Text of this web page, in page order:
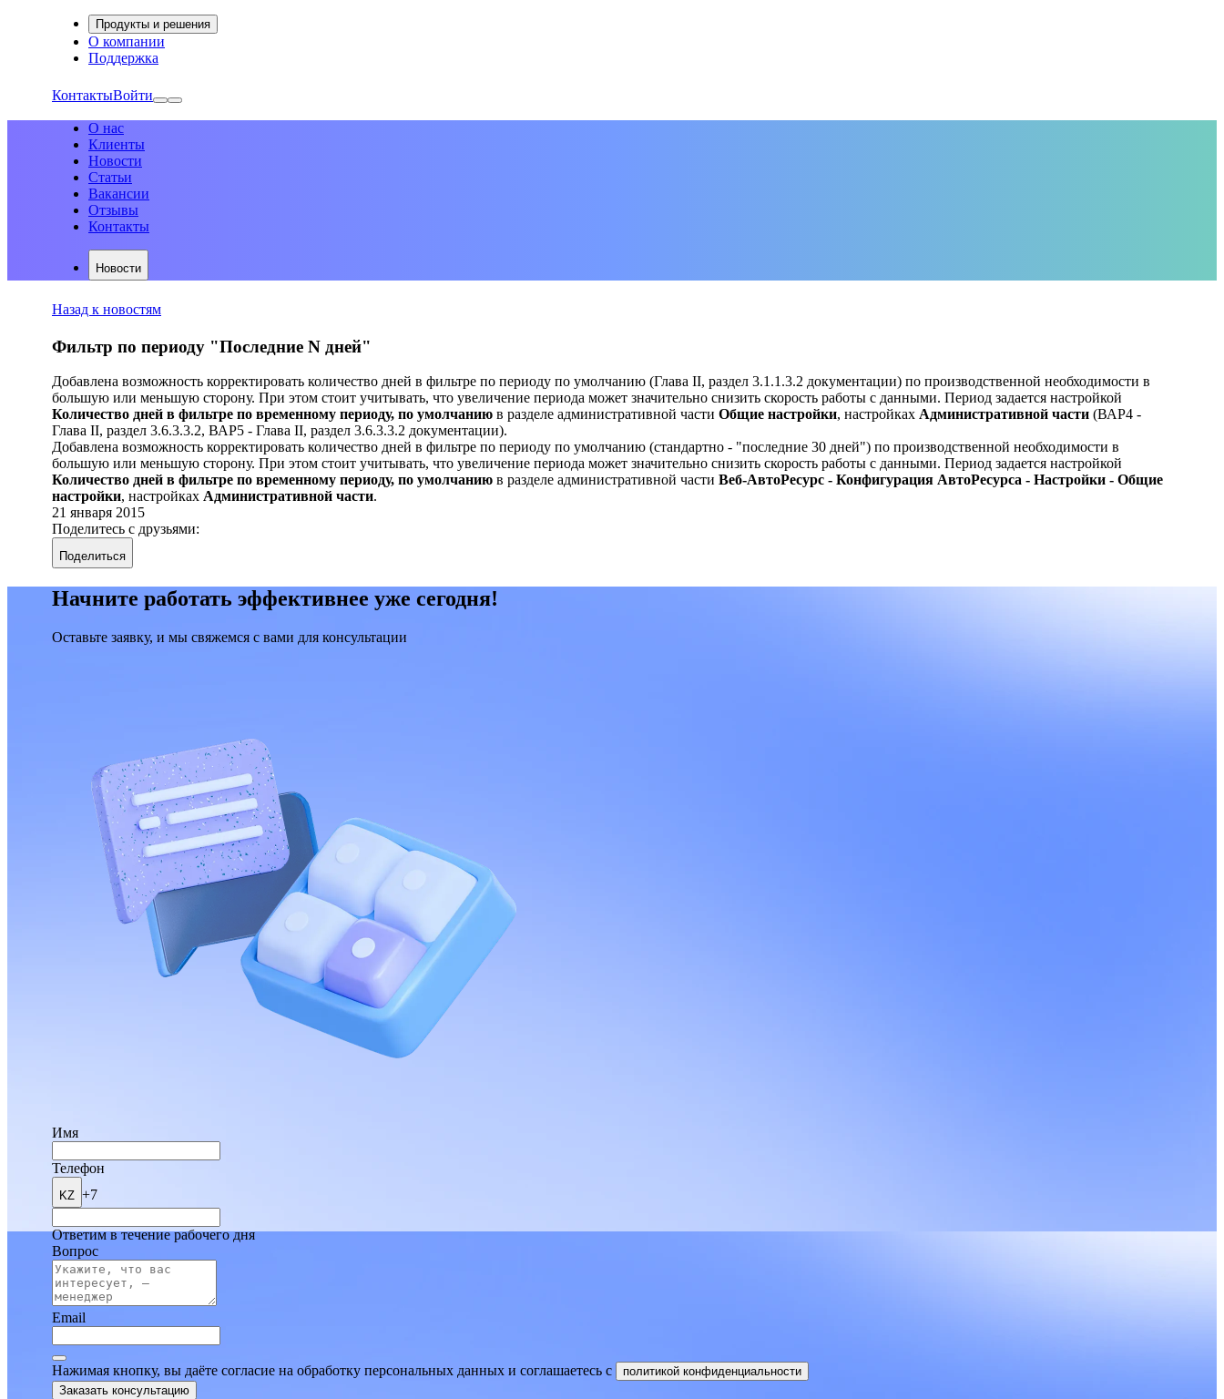
Продукты и решения
О компании
Поддержка
КонтактыВойти
О нас
Клиенты
Новости
Статьи
Вакансии
Отзывы
Контакты
Новости
Назад к новостям
Фильтр по периоду "Последние N дней"
Добавлена возможность корректировать количество дней в фильтре по периоду по умолчанию (Глава II, раздел 3.1.1.3.2 документации) по производственной необходимости в
большую или меньшую сторону. При этом стоит учитывать, что увеличение периода может значительно снизить скорость работы с данными. Период задается настройкой
Количество дней в фильтре по временному периоду, по умолчанию в разделе административной части Общие настройки, настройках Административной части (ВАР4 -
Глава II, раздел 3.6.3.3.2, ВАР5 - Глава II, раздел 3.6.3.3.2 документации).
Добавлена возможность корректировать количество дней в фильтре по периоду по умолчанию (стандартно - "последние 30 дней") по производственной необходимости в
большую или меньшую сторону. При этом стоит учитывать, что увеличение периода может значительно снизить скорость работы с данными. Период задается настройкой
Количество дней в фильтре по временному периоду, по умолчанию в разделе административной части Веб-АвтоРесурс - Конфигурация АвтоРесурса - Настройки - Общие
настройки, настройках Административной части.
21 января 2015
Поделитесь с друзьями:
Поделиться
Начните работать эффективнее уже сегодня!
Оставьте заявку, и мы свяжемся с вами для консультации
Имя
Телефон
KZ +7
Ответим в течение рабочего дня
Вопрос
Email
Нажимая кнопку, вы даёте согласие на обработку персональных данных и соглашаетесь c
политикой конфиденциальности
Заказать консультацию